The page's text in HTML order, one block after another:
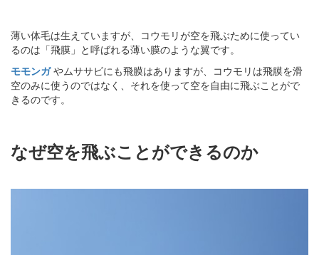
薄い体毛は生えていますが、コウモリが空を飛ぶために使ってい
るのは「飛膜」と呼ばれる薄い膜のような翼です。
モモンガやムササビにも飛膜はありますが、コウモリは飛膜を滑
空のみに使うのではなく、それを使って空を自由に飛ぶことがで
きるのです。
なぜ空を飛ぶことができるのか